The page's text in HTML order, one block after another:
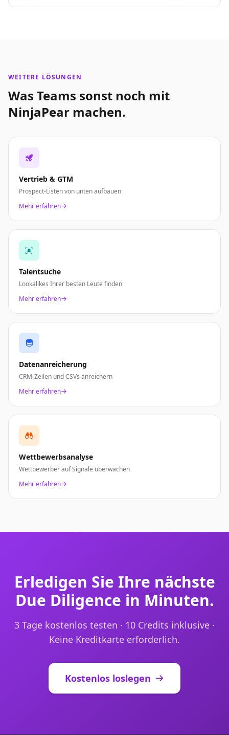
WEITERE LÖSUNGEN
Was Teams sonst noch mit
NinjaPear machen.
Vertrieb & GTM
Prospect-Listen von unten aufbauen
Mehr erfahren
Talentsuche
Lookalikes Ihrer besten Leute finden
Mehr erfahren
Datenanreicherung
CRM-Zeilen und CSVs anreichern
Mehr erfahren
Wettbewerbsanalyse
Wettbewerber auf Signale überwachen
Mehr erfahren
Erledigen Sie Ihre nächste
Due Diligence in Minuten.
3 Tage kostenlos testen · 10 Credits inklusive ·
Keine Kreditkarte erforderlich.
Kostenlos loslegen